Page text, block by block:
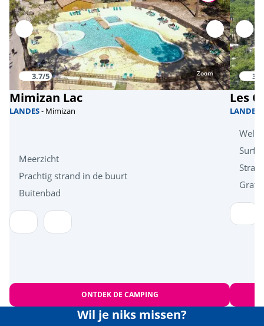
3.7/5 Zoom
Mimizan Lac
LANDES- Mimizan
Meerzicht
Prachtig strand in de buurt
Buitenbad
ONTDEK DE CAMPING
Les
LANDES
Wil je niks missen?